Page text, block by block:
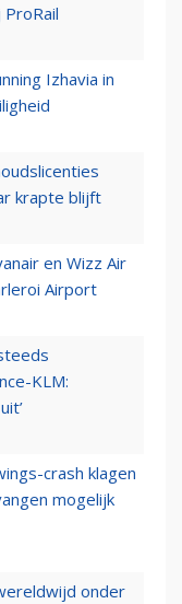
Izhavia in
krapte blijft
en Wizz Air
Airport
KLM:
crash klagen
mogelijk
onder